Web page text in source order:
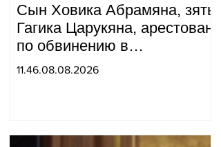
Сын Ховика Абрамяна, зять
Гагика Царукяна, арестован
по обвинению в
организации убийства.
11.46.08.08.2026